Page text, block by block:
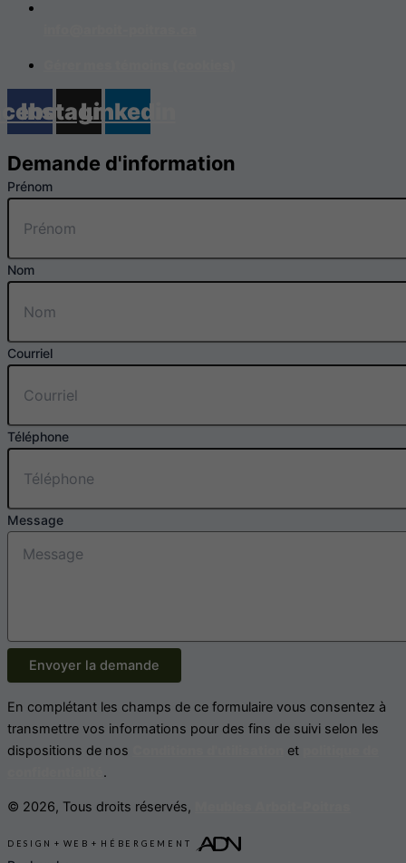
Instagram
Linkedin
Demande d'information
Prénom
Nom
Courriel
Téléphone
Message
Envoyer la demande
En complétant les champs de ce formulaire vous consentez à
transmettre vos informations pour des fins de suivi selon les
dispositions de nos
et
.
© 2026, Tous droits réservés,
DESIGN + WEB + HÉBERGEMENT